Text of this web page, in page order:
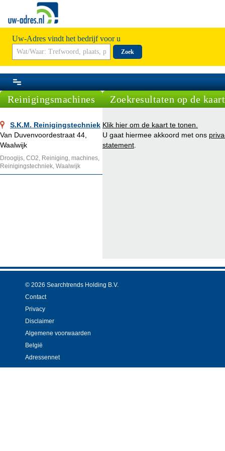
Uw-Adres vindt het bedrijf voor u
Zoek
Reinigingsmachines
S.K.M. Reinigingstechniek
Van Duvenvoordestraat 44,
Waalwijk
Droogijs, CO2, Reiniging, machines,
Reinigingstechniek, Waalwijk
Zoekresultaten op de kaart
Klik hier om de kaart te tonen.
U gaat hiermee akkoord met ons
statement
© 2026 Searchtrends Holding B.V.
Contact
Privacy
Disclaimer
Algemene voorwaarden
België
Adressennet